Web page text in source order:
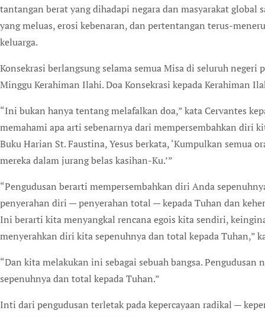
tantangan berat yang dihadapi negara dan masyarakat
yang meluas, erosi kebenaran, dan pertentangan terus-
keluarga.
Konsekrasi berlangsung selama semua Misa di seluruh negeri
Minggu Kerahiman Ilahi. Doa Konsekrasi kepada Kerahiman
“Ini bukan hanya tentang melafalkan doa,” kata Cervantes
memahami apa arti sebenarnya dari mempersembahkan diri
Buku Harian St. Faustina, Yesus berkata, ‘Kumpulkan semua
mereka dalam jurang belas kasihan-Ku.’”
“Pengudusan berarti mempersembahkan diri Anda
penyerahan diri — penyerahan total — kepada Tuhan dan
Ini berarti kita menyangkal rencana egois kita sendiri,
menyerahkan diri kita sepenuhnya dan total kepada Tuhan,”
“Dan kita melakukan ini sebagai sebuah bangsa.
sepenuhnya dan total kepada Tuhan.”
Inti dari pengudusan terletak pada kepercayaan radikal —